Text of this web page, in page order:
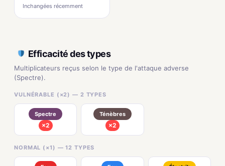
Inchangées récemment
Efficacité des types
Multiplicateurs reçus selon le type de l'attaque adverse
(Spectre).
VULNÉRABLE (×2) — 2 TYPES
Spectre
×2
Ténèbres
×2
NORMAL (×1) — 12 TYPES